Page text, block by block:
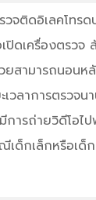
วจติดอิเลคโทร
เปิดเครื่องตรว
ยสามารถนอนห
ะเวลาการตรวจ
การถ่ายวิดีโอไ
เด็กเล็กหรือเด็